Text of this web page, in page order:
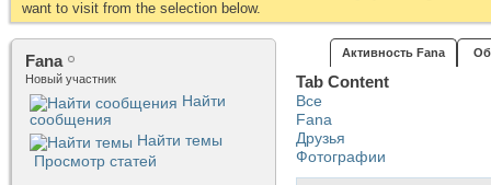
want to visit from the selection below.
Fana
Новый участник
Найти
сообщения
Найти темы
Просмотр статей
Активность Fana
Tab Content
Все
Fana
Друзья
Фотографии